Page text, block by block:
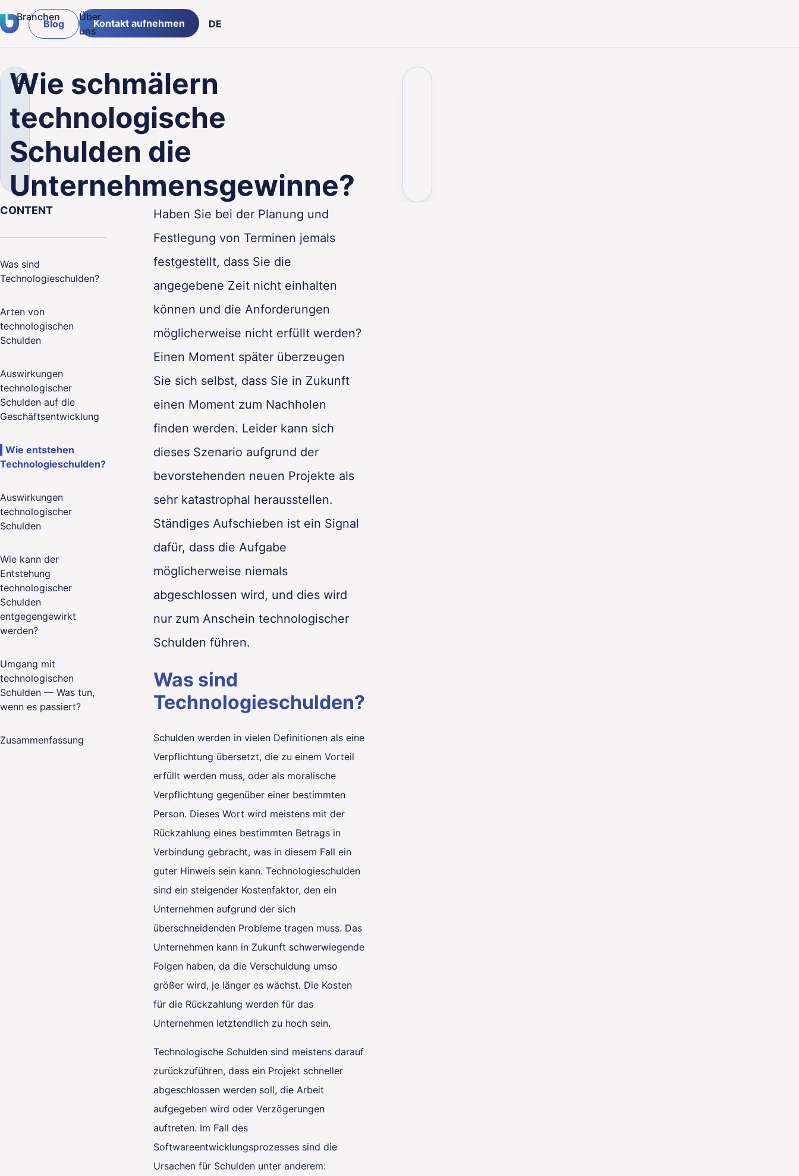
Branchen
Logistik & Lieferketten
Einzelhandelsbranche
öffentlicher Sektor
Fertigung
Über
uns
Karriere
Blog Kontakt aufnehmen DE
Unternehmen Blog Wie schmälern technologische Schulden die Unternehmensgewinne?
Wie schmälern
technologische
Schulden die
Unternehmensgewinne?
CONTENT
Was sind
Technologieschulden?
Arten von
technologischen
Schulden
Auswirkungen
technologischer
Schulden auf die
Geschäftsentwicklung
Wie entstehen
Technologieschulden?
Auswirkungen
technologischer
Schulden
Wie kann der
Entstehung
technologischer
Schulden
entgegengewirkt
werden?
Umgang mit
technologischen
Schulden — Was tun,
wenn es passiert?
Zusammenfassung
Haben Sie bei der Planung und
Festlegung von Terminen jemals
festgestellt, dass Sie die
angegebene Zeit nicht einhalten
können und die Anforderungen
möglicherweise nicht erfüllt werden?
Einen Moment später überzeugen
Sie sich selbst, dass Sie in Zukunft
einen Moment zum Nachholen
finden werden. Leider kann sich
dieses Szenario aufgrund der
bevorstehenden neuen Projekte als
sehr katastrophal herausstellen.
Ständiges Aufschieben ist ein Signal
dafür, dass die Aufgabe
möglicherweise niemals
abgeschlossen wird, und dies wird
nur zum Anschein technologischer
Schulden führen.
Was sind
Technologieschulden?
Schulden werden in vielen Definitionen als eine
Verpflichtung übersetzt, die zu einem Vorteil
erfüllt werden muss, oder als moralische
Verpflichtung gegenüber einer bestimmten
Person. Dieses Wort wird meistens mit der
Rückzahlung eines bestimmten Betrags in
Verbindung gebracht, was in diesem Fall ein
guter Hinweis sein kann. Technologieschulden
sind ein steigender Kostenfaktor, den ein
Unternehmen aufgrund der sich
überschneidenden Probleme tragen muss. Das
Unternehmen kann in Zukunft schwerwiegende
Folgen haben, da die Verschuldung umso
größer wird, je länger es wächst. Die Kosten
für die Rückzahlung werden für das
Unternehmen letztendlich zu hoch sein.
Technologische Schulden sind meistens darauf
zurückzuführen, dass ein Projekt schneller
abgeschlossen werden soll, die Arbeit
aufgegeben wird oder Verzögerungen
auftreten. Im Fall des
Softwareentwicklungsprozesses sind die
Ursachen für Schulden unter anderem: